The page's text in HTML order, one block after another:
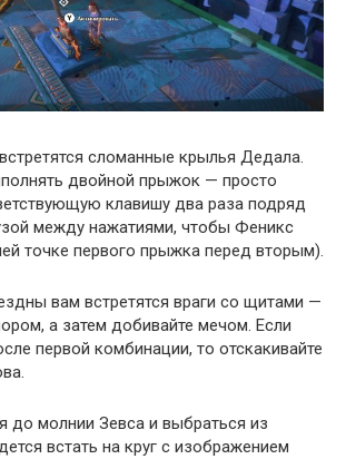
сломанные крылья Дедала.
двойной прыжок — просто
клавишу два раза подряд
между нажатиями, чтобы Феникс
точке первого прыжка перед вторым).
вам встретятся враги со щитами —
а затем добивайте мечом. Если
первой комбинации, то отскакивайте
до молнии Зевса и выбраться из
встать на круг с изображением